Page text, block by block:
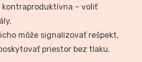
– voliť
môže signalizovať rešpekt,
priestor bez tlaku.